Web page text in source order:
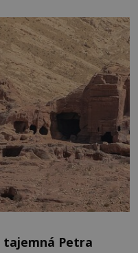
tajemná Petra